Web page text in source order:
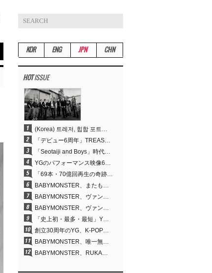
KOR ENG JPN CHN
HOTISSUE
(Korea) 트레저, 힙합 포트폴리오 승부수 통했다…데뷔 6주년 새 도약
「デビュー6周年」TREASURE、圧倒的な実力で証明した「YGの宝」の真価
「Seotaiji and Boys」時代から培ったダンスDNA…YANG HYUN SUK、YGのパフォーマンスビデオ70億回再生の原点
YGのパフォーマンス映像69本が累計70億回再生…YANG HYUN SUKの制作哲学が実を結ぶ
「69本・70億回再生の奇跡」YANG HYUN SUK、YGのパフォーマンスビデオを100％自ら手掛けた理由
BABYMONSTER、またも快挙…YouTubeワールドワイドトレンドで1位に
BABYMONSTER、ヴァンパイアに大胆変身…YouTubeトレンド1位を獲得
BABYMONSTER、ヴァンパイアに変身…「MOON」で3か月にわたるプロジェクトを締めくくる
「史上初・最多・最短」YG、30年の揺るぎない信念が切り開いたK-POPツアーの新境地
創立30周年のYG、K-POP公演界に何を残したのか
BABYMONSTER、唯一無二のビジュアルと圧倒的な表現力…『MOON』
BABYMONSTER、RUKA＆CHIQUITAの「MOON」ビジュアルを公開…洗練されたカリスマ性・ユニークなビジュアル